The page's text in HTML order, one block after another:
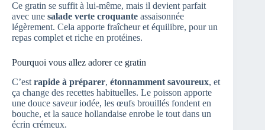
Ce gratin se suffit à lui-même, mais il devient parfait
avec une salade verte croquante assaisonnée
légèrement. Cela apporte fraîcheur et équilibre, pour un
repas complet et riche en protéines.
Pourquoi vous allez adorer ce gratin
C’est rapide à préparer, étonnamment savoureux, et
ça change des recettes habituelles. Le poisson apporte
une douce saveur iodée, les œufs brouillés fondent en
bouche, et la sauce hollandaise enrobe le tout dans un
écrin crémeux.